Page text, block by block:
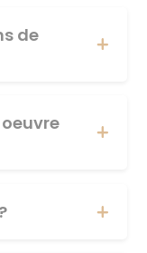
de